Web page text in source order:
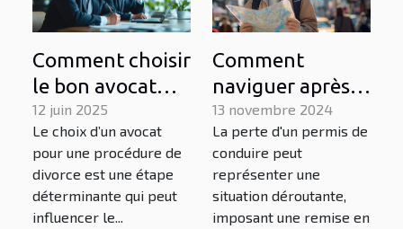
Comment choisir
le bon avocat
pour votre
procédure de
divorce
12 juin 2025
Le choix d’un avocat
pour une procédure de
divorce est une étape
déterminante qui peut
influencer le...
Comment
naviguer après
un retrait de
permis :
stratégies et
conseils
13 novembre 2024
La perte d'un permis de
conduire peut
représenter une
situation déroutante,
imposant une remise en